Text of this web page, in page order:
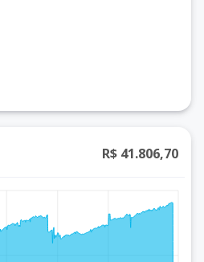
R$ 41.806,70